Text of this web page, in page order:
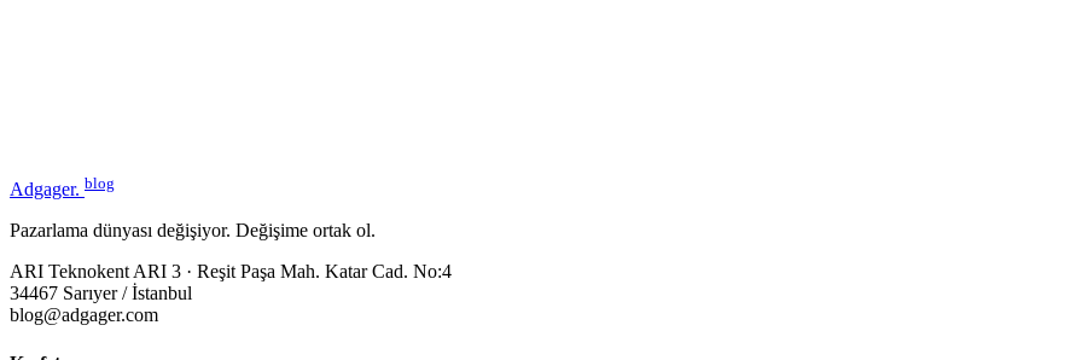
Adgager. blog
Pazarlama dünyası değişiyor. Değişime ortak ol.
ARI Teknokent ARI 3 · Reşit Paşa Mah. Katar Cad. No:4
34467 Sarıyer / İstanbul
blog@adgager.com